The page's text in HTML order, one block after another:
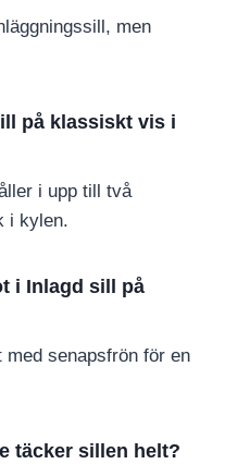
men
på klassiskt vis i
i upp till två
i kylen.
i Inlagd sill på
senapsfrön för en
täcker sillen helt?